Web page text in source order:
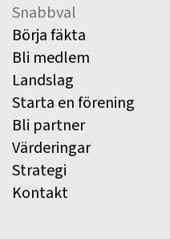
Snabbval
Börja fäkta
Bli medlem
Landslag
Starta en förening
Bli partner
Värderingar
Strategi
Kontakt